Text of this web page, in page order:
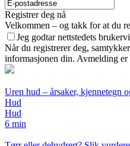
Registrer deg nå
Velkommen – og takk for at du
Jeg godtar nettstedets
Når du registrerer deg,
informasjonen din. Avmelding er
Uren hud – årsaker, kjennetegn
Hud
Hud
6 min